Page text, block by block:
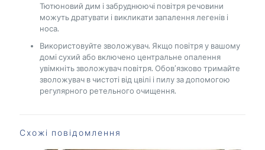
Тютюновий дим і забруднюючі повітря речовини
можуть дратувати і викликати запалення легенів і
носа.
Використовуйте зволожувач. Якщо повітря у вашому
домі сухий або включено центральне опалення
увімкніть зволожувач повітря. Обов’язково тримайте
зволожувач в чистоті від цвілі і пилу за допомогою
регулярного ретельного очищення.
Схожі повідомлення